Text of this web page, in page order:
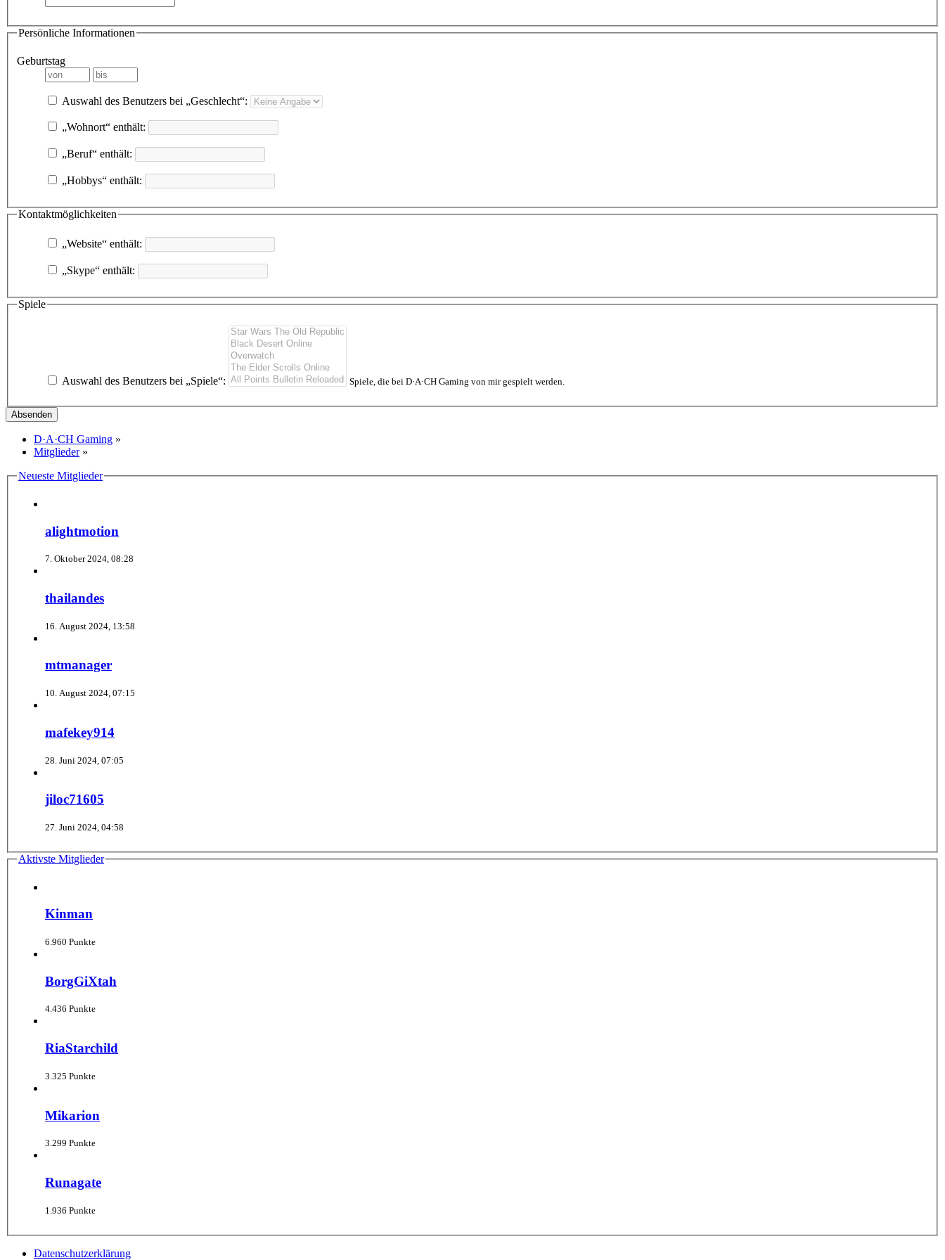
Persönliche Informationen
Geburtstag
Auswahl des Benutzers bei „Geschlecht“:
„Wohnort“ enthält:
„Beruf“ enthält:
„Hobbys“ enthält:
Kontaktmöglichkeiten
„Website“ enthält:
„Skype“ enthält:
Spiele
Auswahl des Benutzers bei „Spiele“: Spiele, die bei D·A·CH Gaming von mir gespielt werden.
D·A·CH Gaming »
Mitglieder »
Neueste Mitglieder
alightmotion
7. Oktober 2024, 08:28
thailandes
16. August 2024, 13:58
mtmanager
10. August 2024, 07:15
mafekey914
28. Juni 2024, 07:05
jiloc71605
27. Juni 2024, 04:58
Aktivste Mitglieder
Kinman
6.960 Punkte
BorgGiXtah
4.436 Punkte
RiaStarchild
3.325 Punkte
Mikarion
3.299 Punkte
Runagate
1.936 Punkte
Datenschutzerklärung